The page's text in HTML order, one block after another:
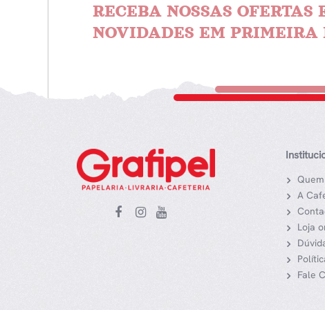
RECEBA NOSSAS OFERTAS
NOVIDADES EM PRIMEIRA
A
Loja
Fale